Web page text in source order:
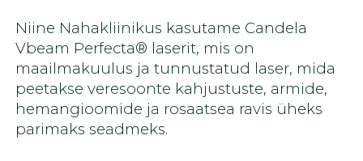
Niine Nahakliinikus kasutame Candela
Vbeam Perfecta® laserit, mis on
maailmakuulus ja tunnustatud laser, mida
peetakse veresoonte kahjustuste, armide,
hemangioomide ja rosaatsea ravis üheks
parimaks seadmeks.